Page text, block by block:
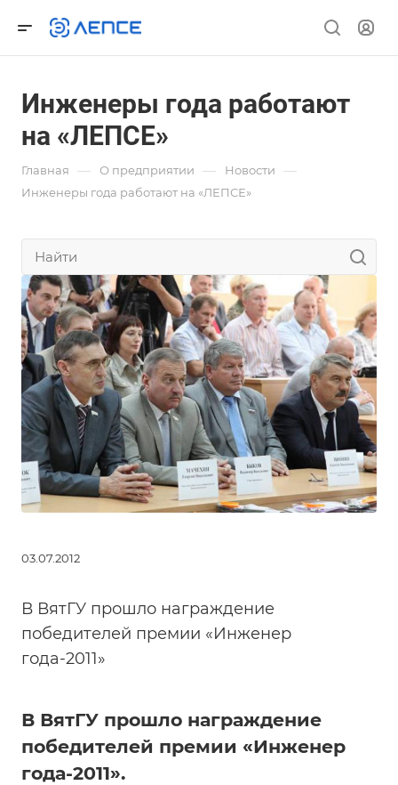
Инженеры года работают
на «ЛЕПСЕ»
Главная — О предприятии — Новости —
Инженеры года работают на «ЛЕПСЕ»
03.07.2012
В ВятГУ прошло награждение
победителей премии «Инженер
года-2011»
В ВятГУ прошло награждение
победителей премии «Инженер
года-2011».